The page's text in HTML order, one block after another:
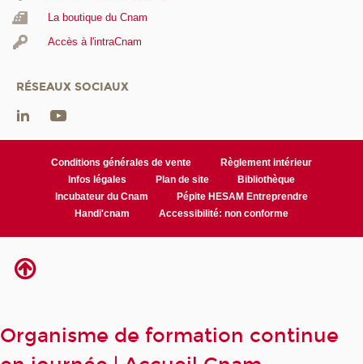
La boutique du Cnam
Accès à l'intraCnam
RÉSEAUX SOCIAUX
Conditions générales de vente
Règlement intérieur
Infos légales
Plan de site
Bibliothèque
Incubateur du Cnam
Pépite HESAM Entreprendre
Handi'cnam
Accessibilité: non conforme
Organisme de formation continue